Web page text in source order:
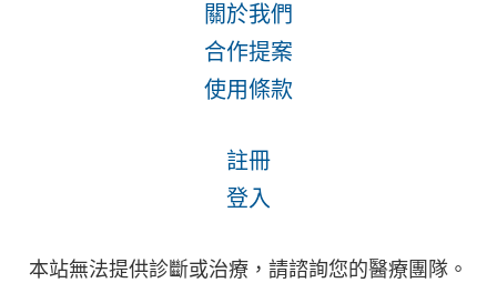
關於我們
合作提案
使用條款
註冊
登入
本站無法提供診斷或治療，請諮詢您的醫療團隊。